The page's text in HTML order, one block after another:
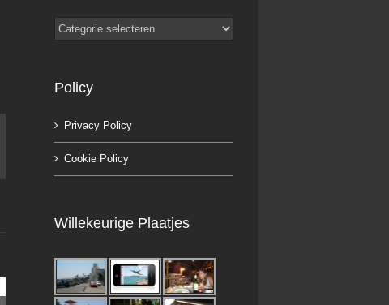
Categorieën
Policy
Privacy Policy
Cookie Policy
Willekeurige Plaatjes